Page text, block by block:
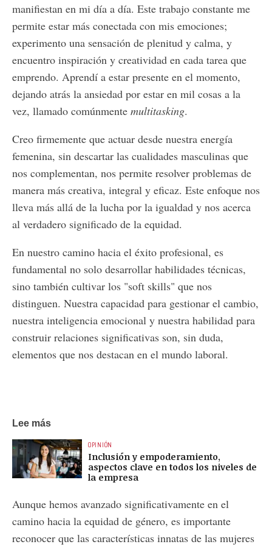
manifiestan en mi día a día. Este trabajo constante me
permite estar más conectada con mis emociones;
experimento una sensación de plenitud y calma, y
encuentro inspiración y creatividad en cada tarea que
emprendo. Aprendí a estar presente en el momento,
dejando atrás la ansiedad por estar en mil cosas a la
vez, llamado comúnmente multitasking.
Creo firmemente que actuar desde nuestra energía
femenina, sin descartar las cualidades masculinas que
nos complementan, nos permite resolver problemas de
manera más creativa, integral y eficaz. Este enfoque nos
lleva más allá de la lucha por la igualdad y nos acerca
al verdadero significado de la equidad.
En nuestro camino hacia el éxito profesional, es
fundamental no solo desarrollar habilidades técnicas,
sino también cultivar los "soft skills" que nos
distinguen. Nuestra capacidad para gestionar el cambio,
nuestra inteligencia emocional y nuestra habilidad para
construir relaciones significativas son, sin duda,
elementos que nos destacan en el mundo laboral.
Lee más
OPINIÓN
Inclusión y empoderamiento,
aspectos clave en todos los niveles de
la empresa
Aunque hemos avanzado significativamente en el
camino hacia la equidad de género, es importante
reconocer que las características innatas de las mujeres